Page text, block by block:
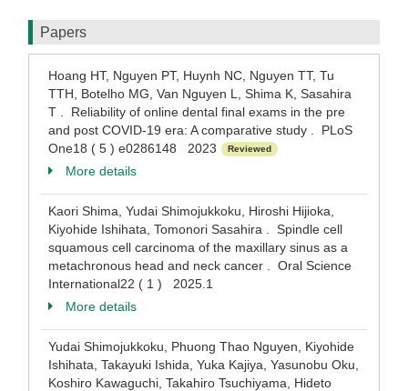
Papers
Hoang HT, Nguyen PT, Huynh NC, Nguyen TT, Tu
TTH, Botelho MG, Van Nguyen L, Shima K, Sasahira
T . Reliability of online dental final exams in the pre
and post COVID-19 era: A comparative study . PLoS
One18 ( 5 ) e0286148 2023
Reviewed
More details
Kaori Shima, Yudai Shimojukkoku, Hiroshi Hijioka,
Kiyohide Ishihata, Tomonori Sasahira . Spindle cell
squamous cell carcinoma of the maxillary sinus as a
metachronous head and neck cancer . Oral Science
International22 ( 1 ) 2025.1
More details
Yudai Shimojukkoku, Phuong Thao Nguyen, Kiyohide
Ishihata, Takayuki Ishida, Yuka Kajiya, Yasunobu Oku,
Koshiro Kawaguchi, Takahiro Tsuchiyama, Hideto